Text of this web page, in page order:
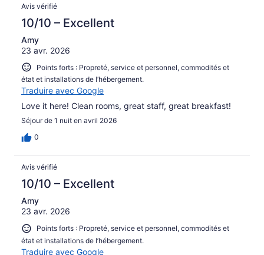
Avis vérifié
10/10 – Excellent
Amy
23 avr. 2026
Points forts : Propreté, service et personnel, commodités et
état et installations de l’hébergement.
Traduire avec Google
Love it here! Clean rooms, great staff, great breakfast!
Séjour de 1 nuit en avril 2026
0
Avis vérifié
10/10 – Excellent
Amy
23 avr. 2026
Points forts : Propreté, service et personnel, commodités et
état et installations de l’hébergement.
Traduire avec Google